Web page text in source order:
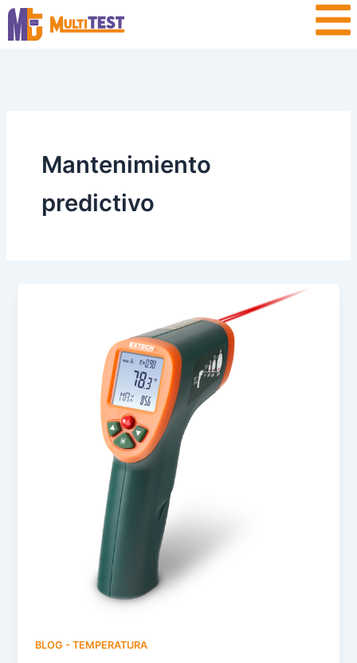
contenido
Mantenimiento
predictivo
BLOG - TEMPERATURA